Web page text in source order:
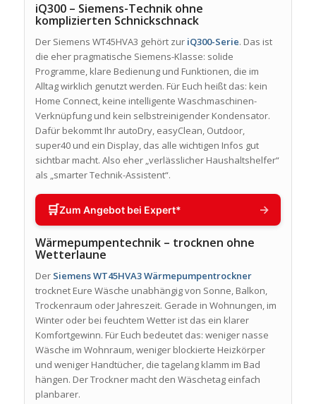
iQ300 – Siemens-Technik ohne
komplizierten Schnickschnack
Der Siemens WT45HVA3 gehört zur iQ300-Serie. Das ist
die eher pragmatische Siemens-Klasse: solide
Programme, klare Bedienung und Funktionen, die im
Alltag wirklich genutzt werden. Für Euch heißt das: kein
Home Connect, keine intelligente Waschmaschinen-
Verknüpfung und kein selbstreinigender Kondensator.
Dafür bekommt Ihr autoDry, easyClean, Outdoor,
super40 und ein Display, das alle wichtigen Infos gut
sichtbar macht. Also eher „verlässlicher Haushaltshelfer“
als „smarter Technik-Assistent“.
🛒Zum Angebot bei Expert* →
Wärmepumpentechnik – trocknen ohne
Wetterlaune
Der Siemens WT45HVA3 Wärmepumpentrockner
trocknet Eure Wäsche unabhängig von Sonne, Balkon,
Trockenraum oder Jahreszeit. Gerade in Wohnungen, im
Winter oder bei feuchtem Wetter ist das ein klarer
Komfortgewinn. Für Euch bedeutet das: weniger nasse
Wäsche im Wohnraum, weniger blockierte Heizkörper
und weniger Handtücher, die tagelang klamm im Bad
hängen. Der Trockner macht den Wäschetag einfach
planbarer.